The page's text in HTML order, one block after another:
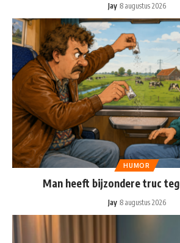
Jay 8 augustus 2026
HUMOR
Man heeft bijzondere truc
Jay 8 augustus 2026